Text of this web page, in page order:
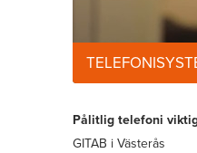
Pålitlig telefoni
GITAB i Västerås